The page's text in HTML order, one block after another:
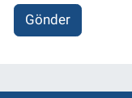
Gönder